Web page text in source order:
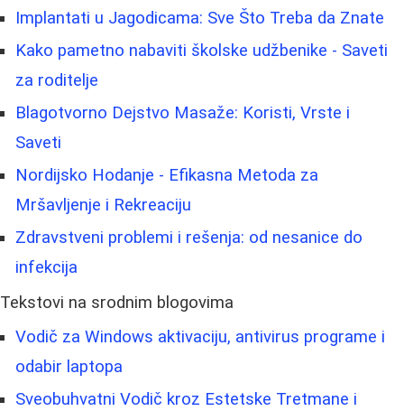
Implantati u Jagodicama: Sve Što Treba da Znate
Kako pametno nabaviti školske udžbenike - Saveti
za roditelje
Blagotvorno Dejstvo Masaže: Koristi, Vrste i
Saveti
Nordijsko Hodanje - Efikasna Metoda za
Mršavljenje i Rekreaciju
Zdravstveni problemi i rešenja: od nesanice do
infekcija
Tekstovi na srodnim blogovima
Vodič za Windows aktivaciju, antivirus programe i
odabir laptopa
Sveobuhvatni Vodič kroz Estetske Tretmane i